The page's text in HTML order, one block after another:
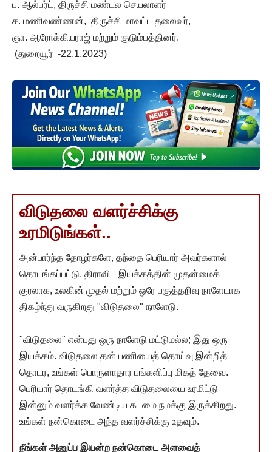
ப. ஆல்பர்ட், திருச்சி மண்டல செயலாளர்
ச. மணிவண்ணன், திருச்சி மாவட்ட தலைவர்,
ஞா. ஆரோக்கியராஜ் மற்றும் குடும்பத்தினர்.
(துறையூர் -22.1.2023)
விடுதலை வளர்ச்சிக்கு
உரமிடுங்கள்..
அன்பார்ந்த தோழர்களே, தந்தை பெரியார் அவர்களால்
தொடங்கப்பட்டு, திராவிட இயக்கத்தின் முதன்மைக்
குரலாக, உலகின் முதல் மற்றும் ஒரே பகுத்தறிவு நாளேடாக
திகழ்ந்து வருகிறது "விடுதலை" நாளேடு.
"விடுதலை" என்பது ஒரு நாளேடு மட்டுமல்ல; இது ஒரு
இயக்கம். விடுதலை தன் பணியைத் தொய்வு இன்றித்
தொடர, உங்கள் பொருளாதார பங்களிப்பு மிகத் தேவை.
பெரியார் தொடங்கி வளர்த்த விடுதலையை உரமிட்டு
இன்னும் வளர்க்க வேண்டிய கடமை நமக்கு இருக்கிறது.
உங்கள் நன்கொடை அந்த வளர்ச்சிக்கு உதவும்.
நீங்கள் அனுப்ப இயன்ற நன்கொடை அளவைத்